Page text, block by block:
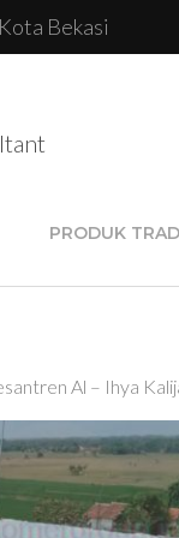
Bekasi
PRODUK
Al – Ihya